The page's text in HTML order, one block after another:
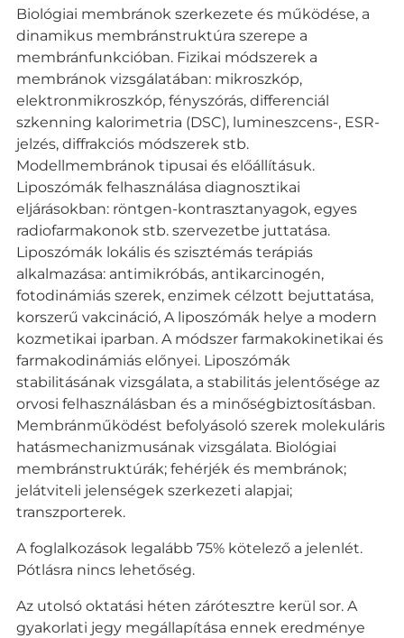
Biológiai membránok szerkezete és működése, a
dinamikus membránstruktúra szerepe a
membránfunkcióban. Fizikai módszerek a
membránok vizsgálatában: mikroszkóp,
elektronmikroszkóp, fényszórás, differenciál
szkenning kalorimetria (DSC), lumineszcens-, ESR-
jelzés, diffrakciós módszerek stb.
Modellmembránok tipusai és előállításuk.
Liposzómák felhasználása diagnosztikai
eljárásokban: röntgen-kontrasztanyagok, egyes
radiofarmakonok stb. szervezetbe juttatása.
Liposzómák lokális és szisztémás terápiás
alkalmazása: antimikróbás, antikarcinogén,
fotodinámiás szerek, enzimek célzott bejuttatása,
korszerű vakcináció, A liposzómák helye a modern
kozmetikai iparban. A módszer farmakokinetikai és
farmakodinámiás előnyei. Liposzómák
stabilitásának vizsgálata, a stabilitás jelentősége az
orvosi felhasználásban és a minőségbiztosításban.
Membránműködést befolyásoló szerek molekuláris
hatásmechanizmusának vizsgálata. Biológiai
membránstruktúrák; fehérjék és membránok;
jelátviteli jelenségek szerkezeti alapjai;
transzporterek.
A foglalkozások legalább 75% kötelező a jelenlét.
Pótlásra nincs lehetőség.
Az utolsó oktatási héten zárótesztre kerül sor. A
gyakorlati jegy megállapítása ennek eredménye